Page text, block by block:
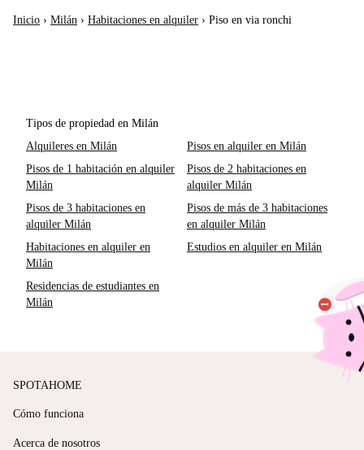
Inicio › Milán › Habitaciones en alquiler › Piso en via ronchi
Tipos de propiedad en Milán
Alquileres en Milán
Pisos en alquiler en Milán
Pisos de 1 habitación en alquiler
Milán
Pisos de 2 habitaciones en
alquiler Milán
Pisos de 3 habitaciones en
alquiler Milán
Pisos de más de 3 habitaciones
en alquiler Milán
Habitaciones en alquiler en
Milán
Estudios en alquiler en Milán
Residencias de estudiantes en
Milán
SPOTAHOME
Cómo funciona
Acerca de nosotros